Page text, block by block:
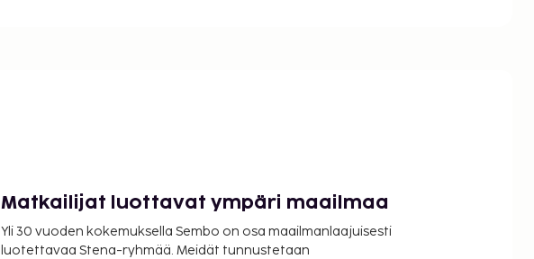
Matkailijat luottavat ympäri maailmaa
Yli 30 vuoden kokemuksella Sembo on osa maailmanlaajuisesti
luotettavaa Stena-ryhmää. Meidät tunnustetaan